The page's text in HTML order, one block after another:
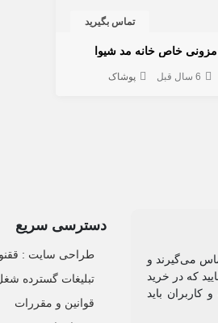
تماس بگیرید
خاص خانه مد شیوا
6 سال قبل پوشاک
می‌گیرند و
که در خرید
باید
دسترسی سریع
طراحی سایت :‌
تبلیغات گسترده
قوانین و مقررات